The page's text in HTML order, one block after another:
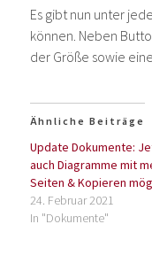
Es gibt nun unter
können. Neben
der Größe sowie
Ähnliche Beiträge
Update Dokumente:
auch Diagramme mit
Seiten & Kopieren
24. Februar 2021
In "Dokumente"